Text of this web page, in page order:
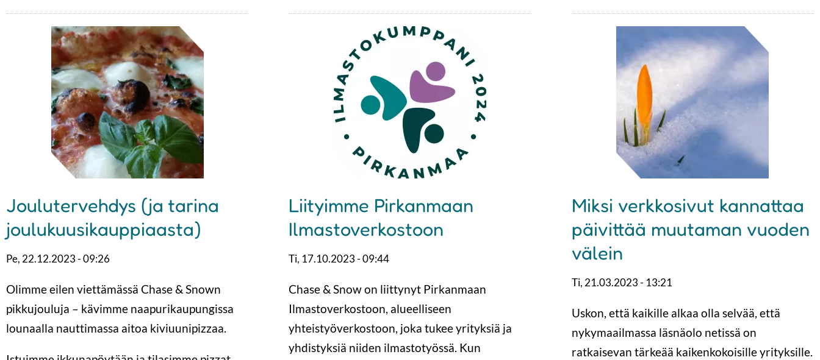
Joulutervehdys (ja tarina
joulukuusikauppiaasta)
Pe, 22.12.2023 - 09:26
Olimme eilen viettämässä Chase & Snown
pikkujouluja – kävimme naapurikaupungissa
lounaalla nauttimassa aitoa kiviuunipizzaa.
Liityimme Pirkanmaan
Ilmastoverkostoon
Ti, 17.10.2023 - 09:44
Chase & Snow on liittynyt Pirkanmaan
Ilmastoverkostoon, alueelliseen
yhteistyöverkostoon, joka tukee yrityksiä ja
yhdistyksiä niiden ilmastotyössä. Kun
Miksi verkkosivut kannattaa
päivittää muutaman vuoden
välein
Ti, 21.03.2023 - 13:21
Uskon, että kaikille alkaa olla selvää, että
nykymaailmassa läsnäolo netissä on
ratkaisevan tärkeää kaikenkokoisille yrityksille.